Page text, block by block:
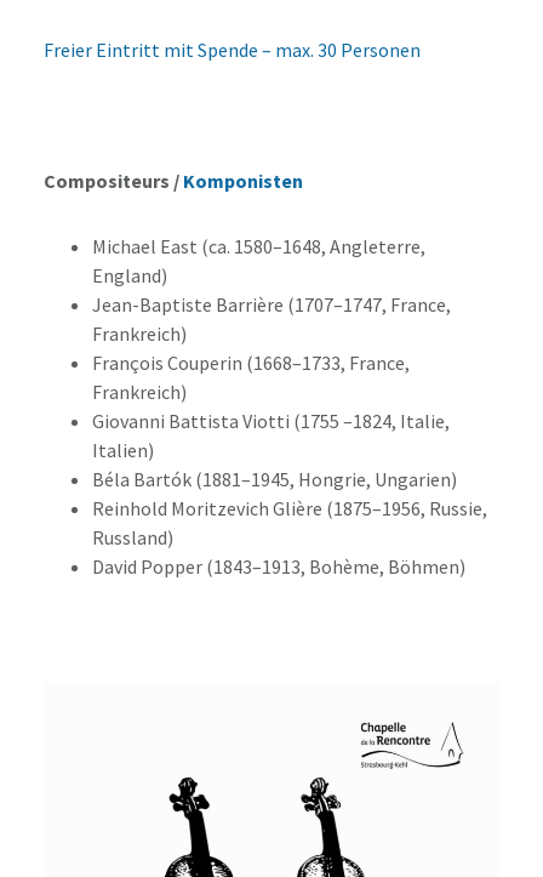
Freier Eintritt mit Spende – max. 30 Personen
Compositeurs / Komponisten
Michael East (ca. 1580–1648, Angleterre,
England)
Jean-Baptiste Barrière (1707–1747, France,
Frankreich)
François Couperin (1668–1733, France,
Frankreich)
Giovanni Battista Viotti (1755 –1824, Italie,
Italien)
Béla Bartók (1881–1945, Hongrie, Ungarien)
Reinhold Moritzevich Glière (1875–1956, Russie,
Russland)
David Popper (1843–1913, Bohème, Böhmen)